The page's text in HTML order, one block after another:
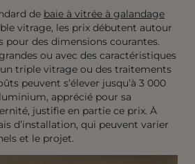
de baie à vitrée à galandage
vitrage, les prix débutent autour
pour des dimensions courantes.
ou avec des caractéristiques
triple vitrage ou des traitements
peuvent s’élever jusqu’à 3 000
apprécié pour sa
justifie en partie ce prix. À
d’installation, qui peuvent varier
et le projet.